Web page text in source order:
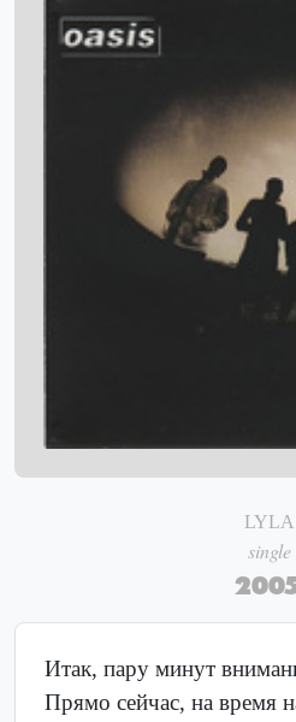
LYLA
single
Итак, пару минут
Прямо сейчас, на время